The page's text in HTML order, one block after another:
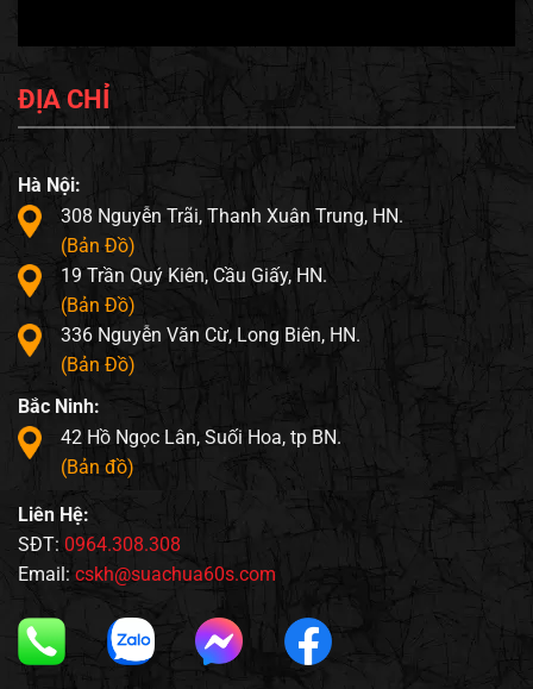
ĐỊA CHỈ
Hà Nội:
308 Nguyễn Trãi, Thanh Xuân Trung, HN.
(Bản Đồ)
19 Trần Quý Kiên, Cầu Giấy, HN.
(Bản Đồ)
336 Nguyễn Văn Cừ, Long Biên, HN.
(Bản Đồ)
Bắc Ninh:
42 Hồ Ngọc Lân, Suối Hoa, tp BN.
(Bản đồ)
Liên Hệ:
SĐT: 0964.308.308
Email: cskh@suachua60s.com